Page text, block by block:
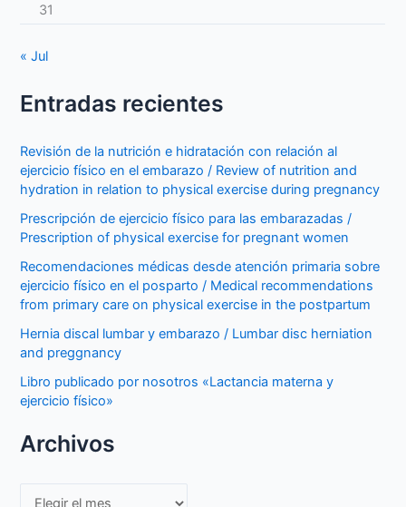
31
« Jul
Entradas recientes
Revisión de la nutrición e hidratación con relación al
ejercicio físico en el embarazo / Review of nutrition and
hydration in relation to physical exercise during pregnancy
Prescripción de ejercicio físico para las embarazadas /
Prescription of physical exercise for pregnant women
Recomendaciones médicas desde atención primaria sobre
ejercicio físico en el posparto / Medical recommendations
from primary care on physical exercise in the postpartum
Hernia discal lumbar y embarazo / Lumbar disc herniation
and preggnancy
Libro publicado por nosotros «Lactancia materna y
ejercicio físico»
Archivos
Archivos